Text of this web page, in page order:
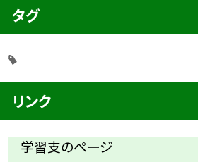
タグ
リンク
学習支のページ